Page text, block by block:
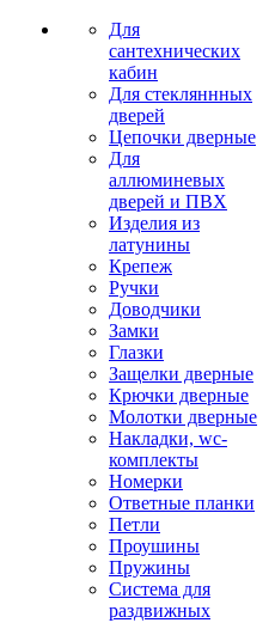
Для
сантехнических
кабин
Для стекляннных
дверей
Цепочки дверные
Для
аллюминевых
дверей и ПВХ
Изделия из
латунины
Крепеж
Ручки
Доводчики
Замки
Глазки
Защелки дверные
Крючки дверные
Молотки дверные
Накладки, wc-
комплекты
Номерки
Ответные планки
Петли
Проушины
Пружины
Система для
раздвижных